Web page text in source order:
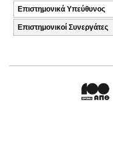
Επιστημονικά Υπεύθυνος
Επιστημονικοί Συνεργάτες